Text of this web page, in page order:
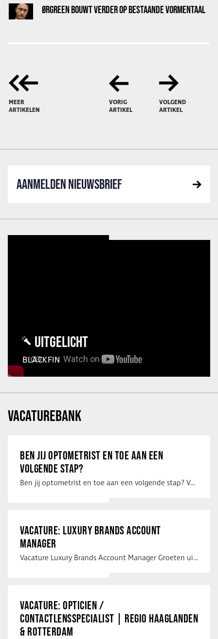
ØRGREEN BOUWT VERDER OP BESTAANDE VORMENTAAL
MEER
ARTIKELEN
VORIG
ARTIKEL
VOLGEND
ARTIKEL
AANMELDEN NIEUWSBRIEF
UITGELICHT
BLACKFIN
VACATUREBANK
BEN JIJ OPTOMETRIST EN TOE AAN EEN
VOLGENDE STAP?
Ben jij optometrist en toe aan een volgende stap? Voor een optiekketen is Eye …
VACATURE: LUXURY BRANDS ACCOUNT
MANAGER
Vacature Luxury Brands Account Manager Groeten uit Spanje! Vanaf mijn …
VACATURE: OPTICIEN /
CONTACTLENSSPECIALIST | REGIO HAAGLANDEN
& ROTTERDAM